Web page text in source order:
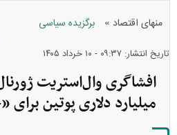
منهای اقتصاد » برگزیده سیاسی
تاریخ انتشار: ۰۹:۳۷ - ۱۰ خرداد ۱۴۰۵
میلیارد دلاری پوتین